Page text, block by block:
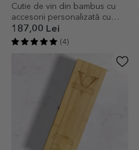
Cutie de vin din bambus cu
accesorii personalizată cu
mesaj - La Mulți Ani!
187,00 Lei
(4)